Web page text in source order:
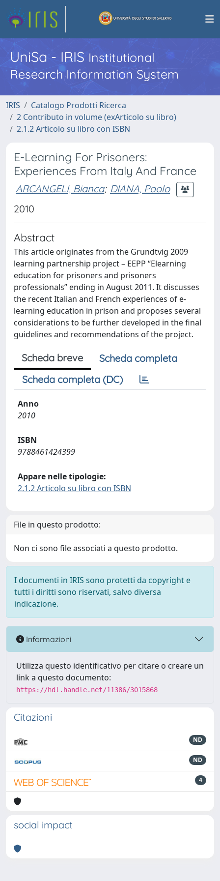
UniSa - IRISInstitutional
Research Information System
IRIS
Catalogo Prodotti Ricerca
2 Contributo in volume (exArticolo su libro)
2.1.2 Articolo su libro con ISBN
E-Learning For Prisoners:
Experiences From Italy And France
ARCANGELI, Bianca; DIANA, Paolo
2010
Abstract
This article originates from the Grundtvig 2009
learning partnership project – EEPP “Elearning
education for prisoners and prisoners
professionals” ending in August 2011. It discusses
the recent Italian and French experiences of e-
learning education in prison and proposes several
considerations to be further developed in the final
guidelines and recommendations of the project.
Scheda breve
Scheda completa
Scheda completa (DC)
Anno
2010
ISBN
9788461424399
Appare nelle tipologie:
2.1.2 Articolo su libro con ISBN
File in questo prodotto:
Non ci sono file associati a questo prodotto.
I documenti in IRIS sono protetti da copyright e
tutti i diritti sono riservati, salvo diversa
indicazione.
Informazioni
Utilizza questo identificativo per citare o creare un
link a questo documento:
https://hdl.handle.net/11386/3015868
Citazioni
ND
ND
4
social impact